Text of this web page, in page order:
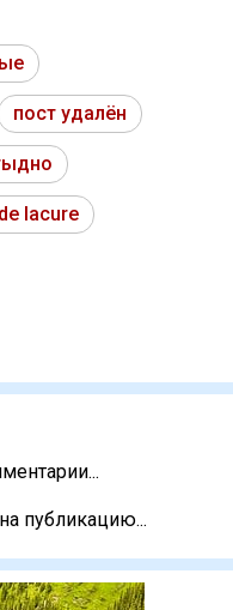
пост удалён
de lacure
публикацию...